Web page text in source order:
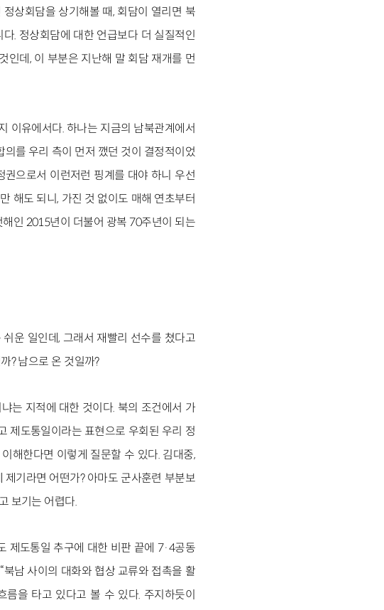
상회담을 상기해볼 때, 회담이 열리면 북
. 정상회담에 대한 언급보다 더 실질적인
인데, 이 부분은 지난해 말 회담 재개를 먼
이유에서다. 하나는 지금의 남북관계에서
를 우리 측이 먼저 깼던 것이 결정적이었
으로서 이런저런 핑계를 대야 하니 우선
해도 되니, 가진 것 없이도 매해 연초부터
인 2015년이 더불어 광복 70주년이 되는
운 일인데, 그래서 재빨리 선수를 쳤다고
? 남으로 온 것일까?
는 지적에 대한 것이다. 북의 조건에서 가
제도통일이라는 표현으로 우회된 우리 정
해한다면 이렇게 질문할 수 있다. 김대중,
기라면 어떤가? 아마도 군사훈련 부분보
보기는 어렵다.
제도통일 추구에 대한 비판 끝에 7·4공동
남 사이의 대화와 협상 교류와 접촉을 활
을 타고 있다고 볼 수 있다. 주지하듯이